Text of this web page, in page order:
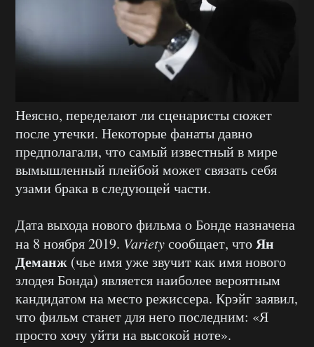
Неясно, переделают ли сценаристы сюжет
после утечки. Некоторые фанаты давно
предполагали, что самый известный в мире
вымышленный плейбой может связать себя
узами брака в следующей части.
Дата выхода нового фильма о Бонде назначена
на 8 ноября 2019. Varietyсообщает, чтоЯн
Деманж (чье имя уже звучит как имя нового
злодея Бонда) является наиболее вероятным
кандидатом на место режиссера. Крэйг заявил,
что фильм станет для него последним: «Я
просто хочу уйти на высокой ноте».